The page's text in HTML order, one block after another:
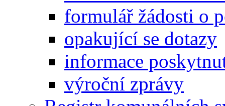
formulář žádosti o
opakující se dotazy
informace
výroční zprávy